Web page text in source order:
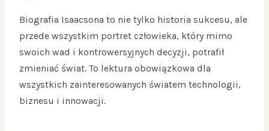
Biografia Isaacsona to nie tylko historia sukcesu, ale
przede wszystkim portret człowieka, który mimo
swoich wad i kontrowersyjnych decyzji, potrafił
zmieniać świat. To lektura obowiązkowa dla
wszystkich zainteresowanych światem technologii,
biznesu i innowacji.